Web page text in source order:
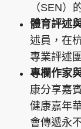
（SEN）
體育評述
述員，在
專業評述
專欄作家
康分享嘉
健康嘉年
會傳遞永